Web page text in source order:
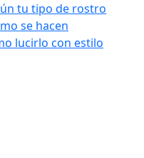
tu tipo de rostro
se hacen
lucirlo con estilo